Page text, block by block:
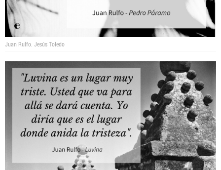
Juan Rulfo. Jesús Toledo